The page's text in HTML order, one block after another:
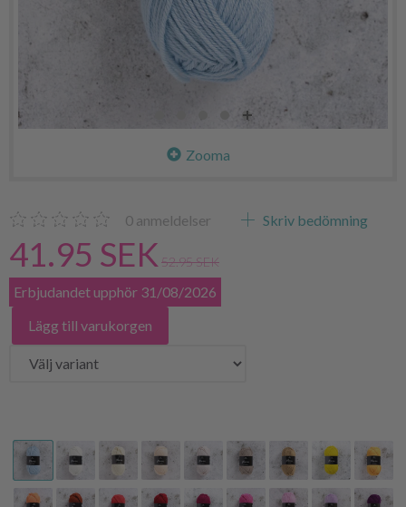
Zooma
0 anmeldelser Skriv bedömning
41.95 SEK 52.95 SEK
Erbjudandet upphör 31/08/2026
Lägg till varukorgen